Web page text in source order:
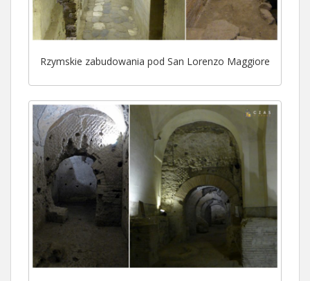
Rzymskie zabudowania pod San Lorenzo Maggiore